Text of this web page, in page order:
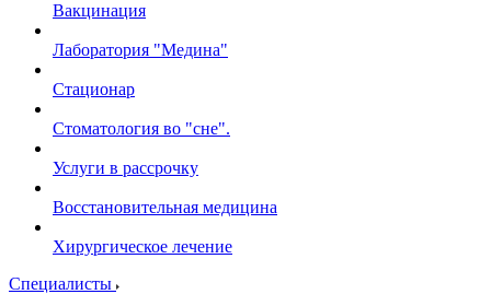
Вакцинация
Лаборатория "Медина"
Стационар
Стоматология во "сне".
Услуги в рассрочку
Восстановительная медицина
Хирургическое лечение
Специалисты